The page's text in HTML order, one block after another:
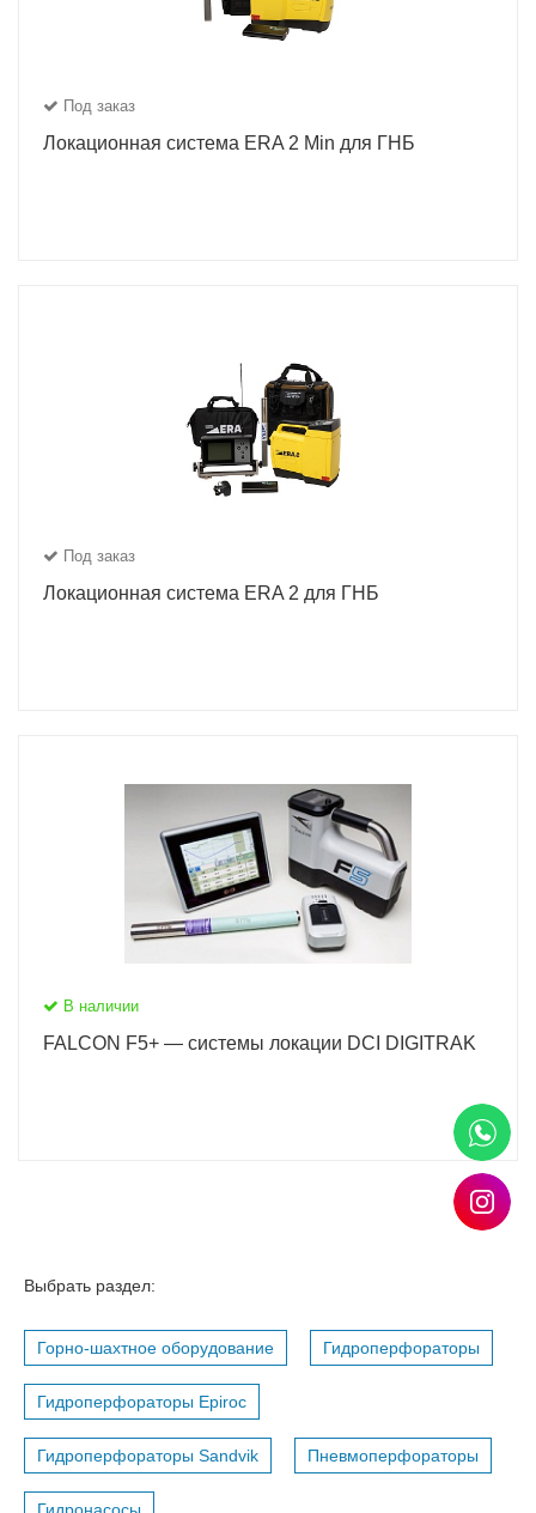
Под заказ
Локационная система ERA 2 Min для ГНБ
Под заказ
Локационная система ERA 2 для ГНБ
В наличии
FALCON F5+ — системы локации DCI DIGITRAK
Выбрать раздел:
Горно-шахтное оборудование Гидроперфораторы
Гидроперфораторы Epiroc
Гидроперфораторы Sandvik Пневмоперфораторы